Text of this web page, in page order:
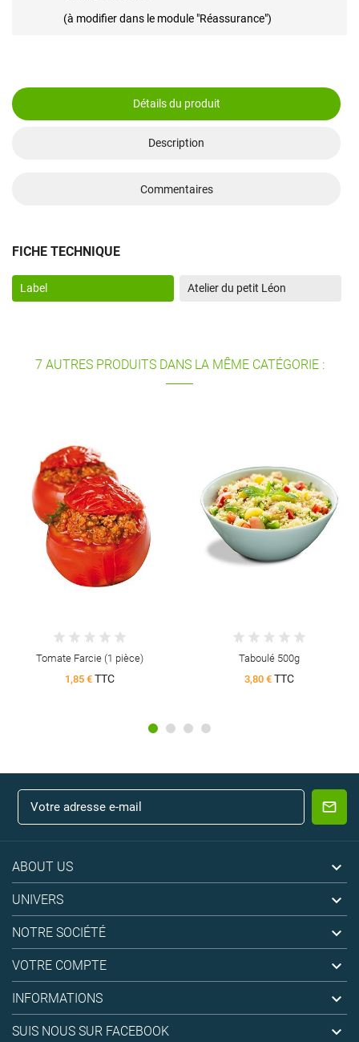
(à modifier dans le module "Réassurance")
Détails du produit
Description
Commentaires
FICHE TECHNIQUE
Label Atelier du petit Léon
7 AUTRES PRODUITS DANS LA MÊME CATÉGORIE :
Tomate Farcie (1 pièce)
1,85 €TTC
Taboulé 500g
3,80 €TTC
ABOUT US 
UNIVERS 
NOTRE SOCIÉTÉ 
VOTRE COMPTE 
INFORMATIONS 
SUIS NOUS SUR FACEBOOK 